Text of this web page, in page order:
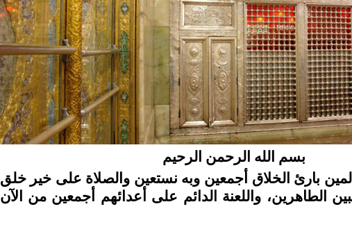
بسم الله الرحمن الرحيم
بارئ الخلاق أجمعين وبه نستعين والصلاة على خير خلق
الطاهرين، واللعنة الدائم على أعدائهم أجمعين من الآن